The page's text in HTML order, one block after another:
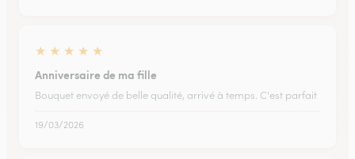
★ ★ ★ ★ ★
Anniversaire de ma fille
Bouquet envoyé de belle qualité, arrivé à temps. C'est parfait
19/03/2026